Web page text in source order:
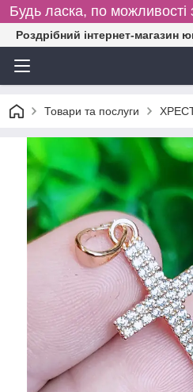
Будь ласка, по
Роздрібний інтернет-магазин
Товари та послуги